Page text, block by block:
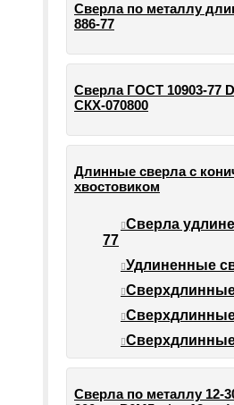
Сверла по металлу
886-77
Сверла ГОСТ 10903-77
СКХ-070800
Длинные сверла с
хвостовиком
Сверла
77
Удлиненные
Сверла по металлу 12-